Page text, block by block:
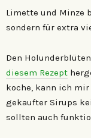
Limette und Minze
sondern für extra
Den
diesem Rezept
koche, kann ich
gekaufter Sirups
sollten auch